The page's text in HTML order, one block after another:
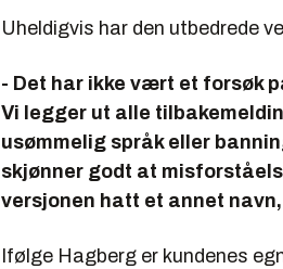
Uheldigvis har den utbedrede
- Det har ikke vært et forsøk
Vi legger ut alle
usømmelig språk eller
skjønner godt at
versjonen hatt et annet
Ifølge Hagberg er kundenes